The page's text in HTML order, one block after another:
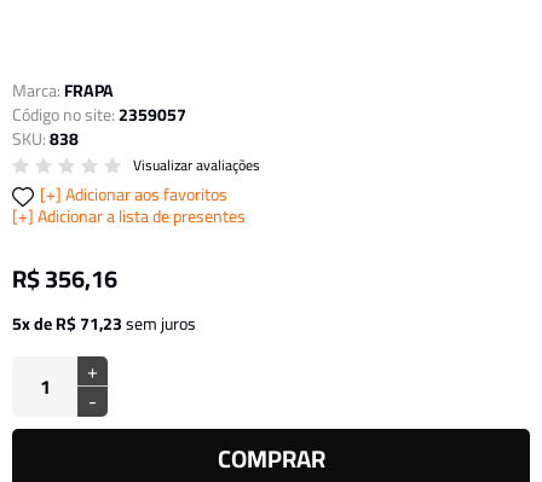
Marca:FRAPA
Código no site:2359057
SKU:838
Visualizar avaliações
Adicionar aos favoritos
Adicionar a lista de presentes
R$ 356,16
5x de R$ 71,23sem juros
+
-
COMPRAR